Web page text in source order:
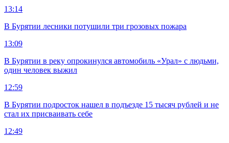
13:14
В Бурятии лесники потушили три грозовых пожара
13:09
В Бурятии в реку опрокинулся автомобиль «Урал» с людьми,
один человек выжил
12:59
В Бурятии подросток нашел в подъезде 15 тысяч рублей и не
стал их присваивать себе
12:49